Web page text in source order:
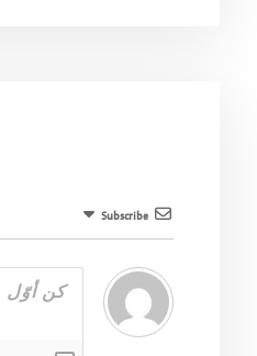
Subscribe